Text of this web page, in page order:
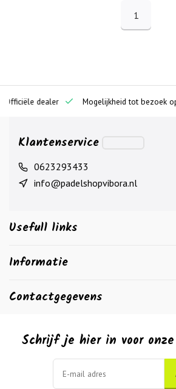
1
dealer Mogelijkheid tot bezoek op
Klantenservice
0623293433
info@padelshopvibora.nl
Usefull links
Informatie
Contactgegevens
Schrijf je hier in voor